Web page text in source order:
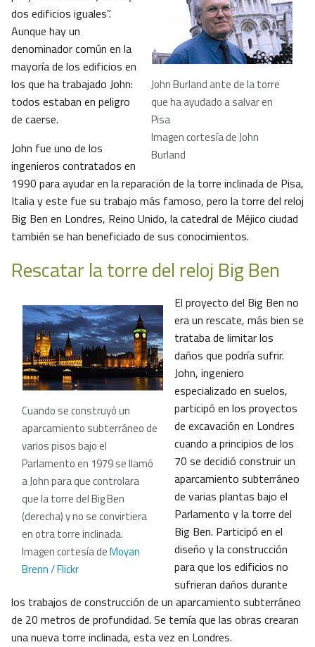
John Burland ante de la torre
que ha ayudado a salvar en
Pisa
Imagen cortesía de John
Burland
dos edificios iguales”.
Aunque hay un
denominador común en la
mayoría de los edificios en
los que ha trabajado John:
todos estaban en peligro
de caerse.
John fue uno de los
ingenieros contratados en
1990 para ayudar en la reparación de la torre inclinada de Pisa,
Italia y este fue su trabajo más famoso, pero la torre del reloj
Big Ben en Londres, Reino Unido, la catedral de Méjico ciudad
también se han beneficiado de sus conocimientos.
Rescatar la torre del reloj Big Ben
Cuando se construyó un
aparcamiento subterráneo de
varios pisos bajo el
Parlamento en 1979 se llamó
a John para que controlara
que la torre del Big Ben
(derecha) y no se convirtiera
en otra torre inclinada.
Imagen cortesía deMoyan
Brenn / Flickr
El proyecto del Big Ben no
era un rescate, más bien se
trataba de limitar los
daños que podría sufrir.
John, ingeniero
especializado en suelos,
participó en los proyectos
de excavación en Londres
cuando a principios de los
70 se decidió construir un
aparcamiento subterráneo
de varias plantas bajo el
Parlamento y la torre del
Big Ben. Participó en el
diseño y la construcción
para que los edificios no
sufrieran daños durante
los trabajos de construcción de un aparcamiento subterráneo
de 20 metros de profundidad. Se temía que las obras crearan
una nueva torre inclinada, esta vez en Londres.